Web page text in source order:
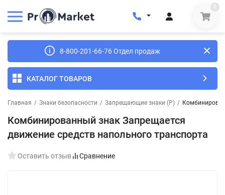
0
8-800-201-66-76 Отдел продаж
КАТАЛОГ ТОВАРОВ
Главная / Знаки безопасности / Запрещающие знаки (Р) /
Комбинированный знак Запрещается
движение средств напольного транспорта
Оставить отзыв Сравнение